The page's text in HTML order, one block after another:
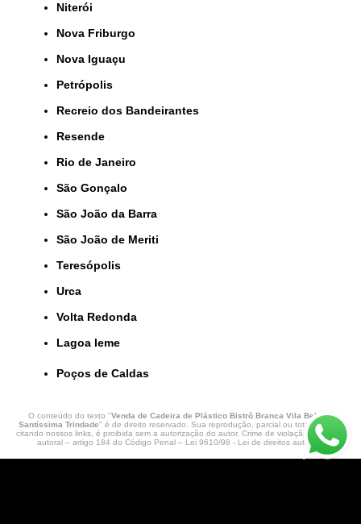
Niterói
Nova Friburgo
Nova Iguaçu
Petrópolis
Recreio dos Bandeirantes
Resende
Rio de Janeiro
São Gonçalo
São João da Barra
São João de Meriti
Teresópolis
Urca
Volta Redonda
lagoa leme
Poços de Caldas
O conteúdo do texto "Venda de Cadeira de Plástico Bistrô Branca Vila Bela da
Santíssima Trindade" é de direito reservado. Sua reprodução, parcial ou total, mesmo
citando nossos links, é proibida sem a autorização do autor. Crime de violação de direito
autoral – artigo 184 do Código Penal – Lei 9610/98 - Lei de direitos autorais.